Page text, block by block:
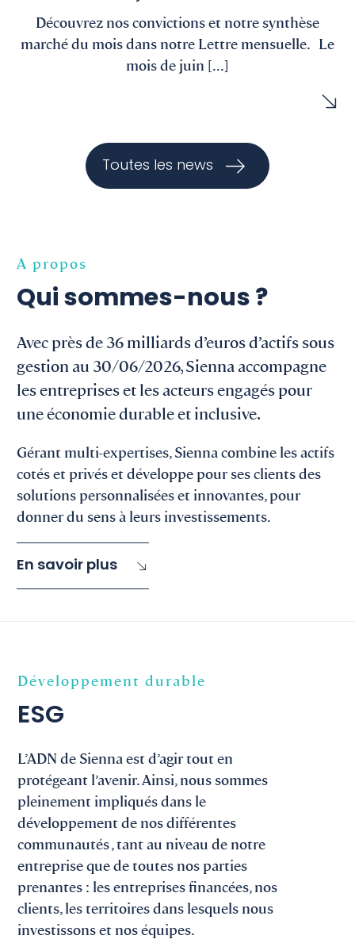
Découvrez nos convictions et notre synthèse
marché du mois dans notre Lettre mensuelle. Le
mois de juin [...]
Toutes les news
A propos
Qui sommes-nous ?
Avec près de 36 milliards d’euros d’actifs sous
gestion au 30/06/2026, Sienna accompagne
les entreprises et les acteurs engagés pour
une économie durable et inclusive.
Gérant multi-expertises, Sienna combine les actifs
cotés et privés et développe pour ses clients des
solutions personnalisées et innovantes, pour
donner du sens à leurs investissements.
En savoir plus
Développement durable
ESG
L’ADN de Sienna est d’agir tout en
protégeant l’avenir. Ainsi, nous sommes
pleinement impliqués dans le
développement de nos différentes
communautés , tant au niveau de notre
entreprise que de toutes nos parties
prenantes : les entreprises financées, nos
clients, les territoires dans lesquels nous
investissons et nos équipes.